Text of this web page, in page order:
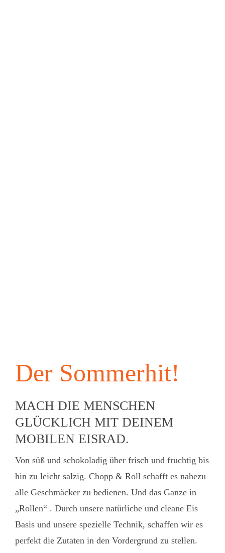
Der Sommerhit!
MACH DIE MENSCHEN
GLÜCKLICH MIT DEINEM
MOBILEN EISRAD.
Von süß und schokoladig über frisch und fruchtig bis
hin zu leicht salzig. Chopp & Roll schafft es nahezu
alle Geschmäcker zu bedienen. Und das Ganze in
„Rollen“ . Durch unsere natürliche und cleane Eis
Basis und unsere spezielle Technik, schaffen wir es
perfekt die Zutaten in den Vordergrund zu stellen.